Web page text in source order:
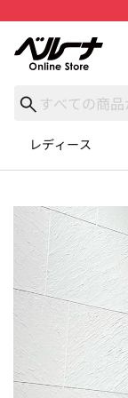
レディース